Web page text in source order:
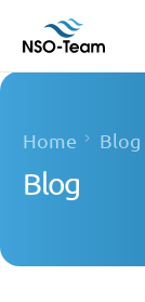
Home Blog
Blog